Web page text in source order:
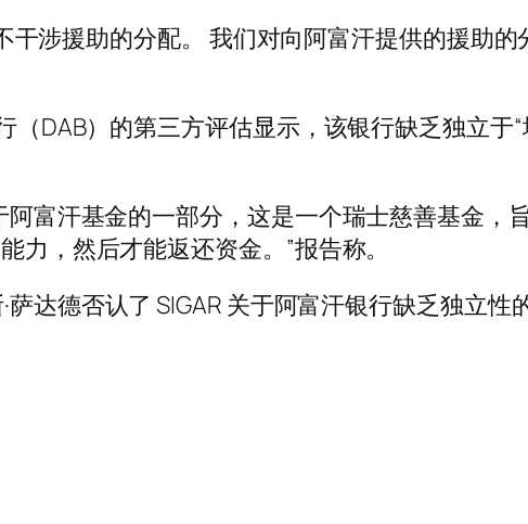
干涉援助的分配。 我们对向阿富汗提供的援助
（DAB）的第三方评估显示，该银行缺乏独立
富汗基金的一部分，这是一个瑞士慈善基金，
力，然后才能返还资金。”报告称。
达德否认了 SIGAR 关于阿富汗银行缺乏独立性